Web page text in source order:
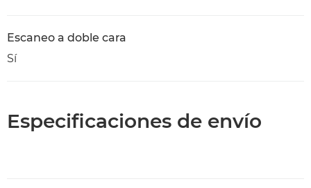
Escaneo a doble cara
Sí
Especificaciones de envío